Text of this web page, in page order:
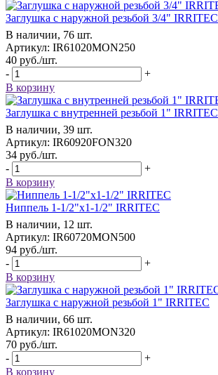
Заглушка с наружной резьбой 3/4" IRRITEC
В наличии, 76 шт.
Артикул: IR61020MON250
40 руб./шт.
-
+
В корзину
Заглушка с внутренней резьбой 1" IRRITEC
В наличии, 39 шт.
Артикул: IR60920FON320
34 руб./шт.
-
+
В корзину
Ниппель 1-1/2"x1-1/2" IRRITEC
В наличии, 12 шт.
Артикул: IR60720MON500
94 руб./шт.
-
+
В корзину
Заглушка с наружной резьбой 1" IRRITEC
В наличии, 66 шт.
Артикул: IR61020MON320
70 руб./шт.
-
+
В корзину